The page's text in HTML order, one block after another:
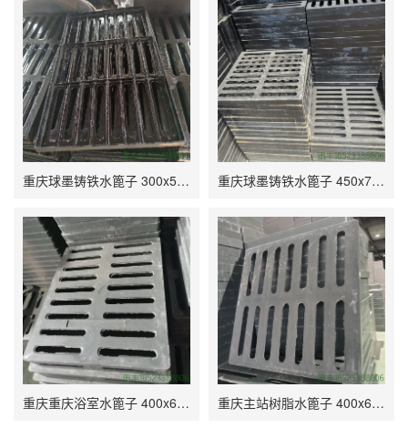
重庆球墨铸铁水篦子 300x500x30 E500工厂排水常用 重庆出售 外观美丽好用 重庆球墨铸铁水篦子 450x750x50 B125游乐场常用 重庆加工 排水效果好
重庆重庆浴室水篦子 400x600x40 施工效率高 地沟排水用 防滑性能好 重庆主站树脂水篦子 400x600x30 品质有保障 雨水花园排水 稳固美观